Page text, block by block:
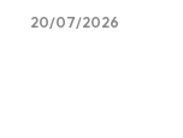
20/07/2026